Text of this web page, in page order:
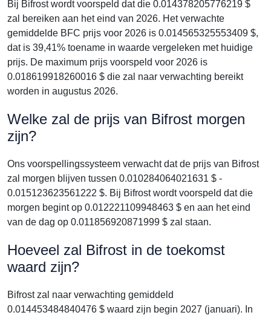
Bij Bifrost wordt voorspeld dat die 0.014378205776219 $
zal bereiken aan het eind van 2026. Het verwachte
gemiddelde BFC prijs voor 2026 is 0.014565325553409 $,
dat is 39,41% toename in waarde vergeleken met huidige
prijs. De maximum prijs voorspeld voor 2026 is
0.018619918260016 $ die zal naar verwachting bereikt
worden in augustus 2026.
Welke zal de prijs van Bifrost morgen
zijn?
Ons voorspellingssysteem verwacht dat de prijs van Bifrost
zal morgen blijven tussen 0.010284064021631 $ -
0.015123623561222 $. Bij Bifrost wordt voorspeld dat die
morgen begint op 0.012221109948463 $ en aan het eind
van de dag op 0.011856920871999 $ zal staan.
Hoeveel zal Bifrost in de toekomst
waard zijn?
Bifrost zal naar verwachting gemiddeld
0.014453484840476 $ waard zijn begin 2027 (januari). In